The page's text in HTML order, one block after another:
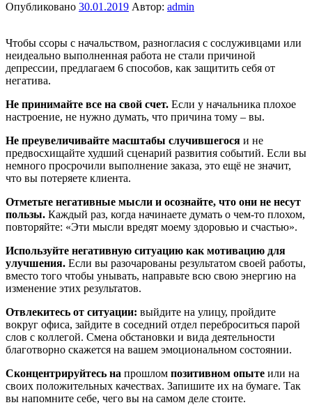
Опубликовано 30.01.2019 Автор: admin
Чтобы ссоры с начальством, разногласия с сослуживцами или
неидеально выполненная работа не стали причиной
депрессии, предлагаем 6 способов, как защитить себя от
негатива.
Не принимайте все на свой счет. Если у начальника плохое
настроение, не нужно думать, что причина тому – вы.
Не преувеличивайте масштабы случившегося и не
предвосхищайте худший сценарий развития событий. Если вы
немного просрочили выполнение заказа, это ещё не значит,
что вы потеряете клиента.
Отметьте негативные мысли и осознайте, что они не несут
пользы. Каждый раз, когда начинаете думать о чем-то плохом,
повторяйте: «Эти мысли вредят моему здоровью и счастью».
Используйте негативную ситуацию как мотивацию для
улучшения. Если вы разочарованы результатом своей работы,
вместо того чтобы унывать, направьте всю свою энергию на
изменение этих результатов.
Отвлекитесь от ситуации: выйдите на улицу, пройдите
вокруг офиса, зайдите в соседний отдел переброситься парой
слов с коллегой. Смена обстановки и вида деятельности
благотворно скажется на вашем эмоциональном состоянии.
Сконцентрируйтесь на прошлом позитивном опыте или на
своих положительных качествах. Запишите их на бумаге. Так
вы напомните себе, чего вы на самом деле стоите.